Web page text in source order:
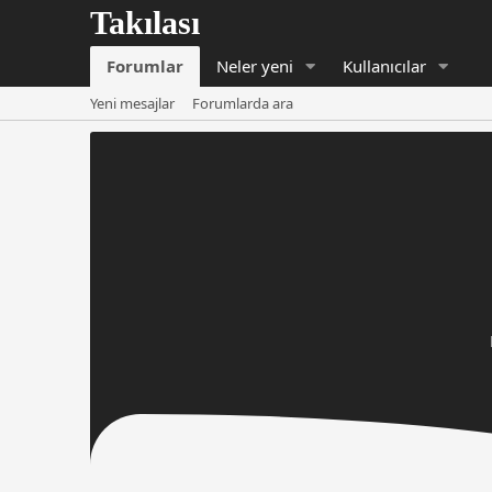
Forumlar Neler yeni Kullanıcılar
Yeni mesajlar Forumlarda ara